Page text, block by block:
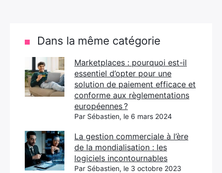
Dans la même catégorie
Marketplaces : pourquoi est-il
essentiel d’opter pour une
solution de paiement efficace et
conforme aux règlementations
européennes ?
Par Sébastien, le 6 mars 2024
La gestion commerciale à l’ère
de la mondialisation : les
logiciels incontournables
Par Sébastien, le 3 octobre 2023